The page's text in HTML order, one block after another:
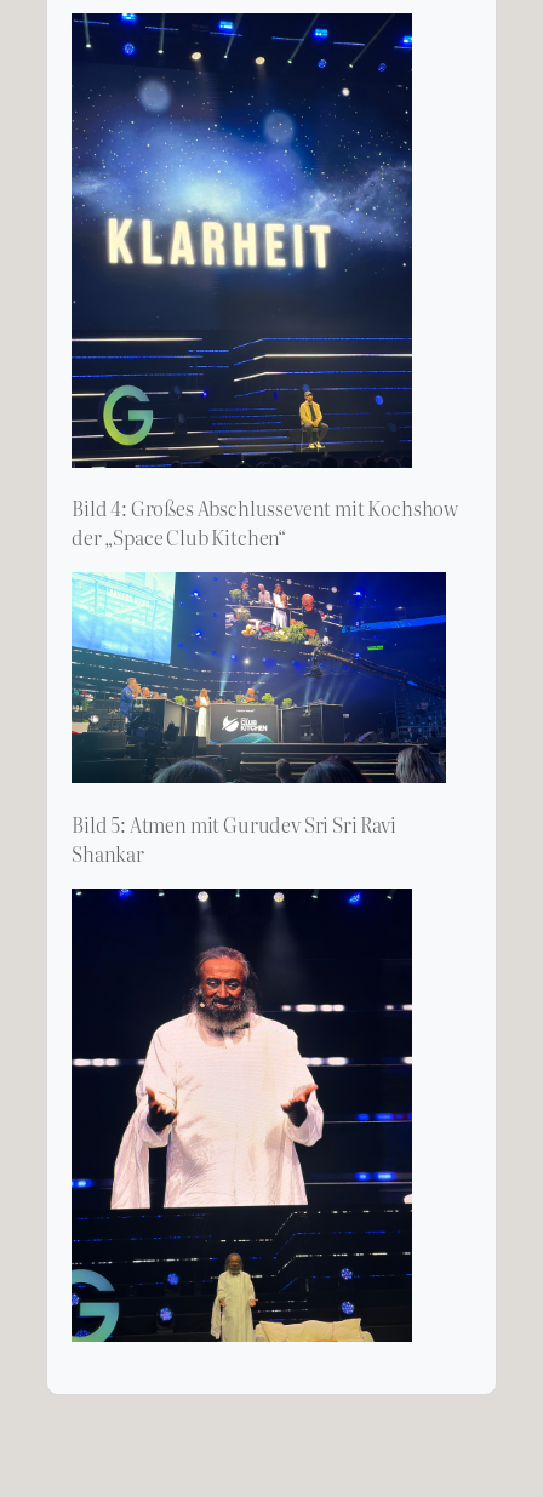
Bild 4: Großes Abschlussevent mit Kochshow
der „Space Club Kitchen“
Bild 5: Atmen mit Gurudev Sri Sri Ravi
Shankar